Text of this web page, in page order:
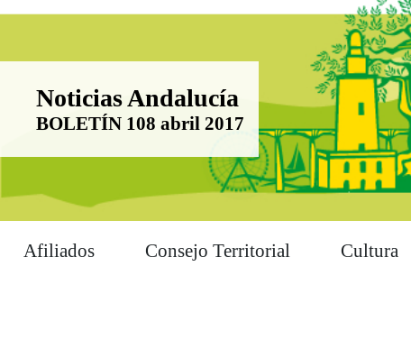
Boletín Noticias Andalucía
Noticias Andalucía
BOLETÍN 108 abril 2017
Afiliados Consejo Territorial Cultura